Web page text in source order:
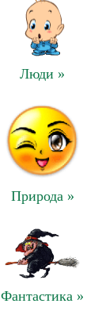
Люди »
Природа »
Фантастика »